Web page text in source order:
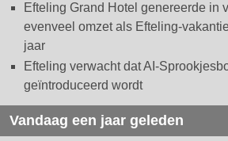
Efteling Grand Hotel genereerde in
evenveel omzet als Efteling-
jaar
Efteling verwacht dat AI-
geïntroduceerd wordt
Vandaag een jaar geleden